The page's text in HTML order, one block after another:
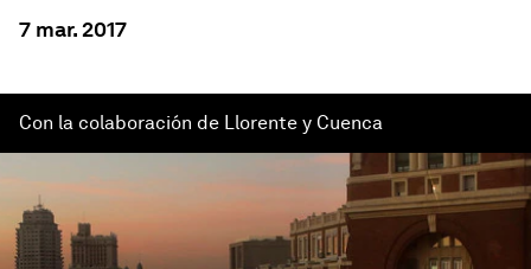
7 mar. 2017
Con la colaboración de Llorente y Cuenca